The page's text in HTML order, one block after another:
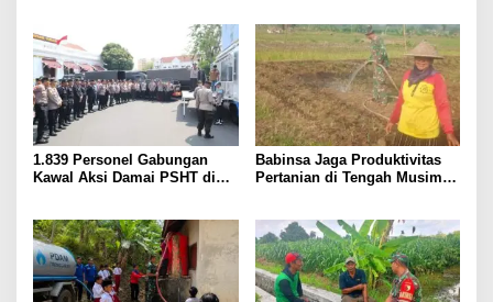
Cup I
Humanis di Nduga
1.839 Personel Gabungan
Kawal Aksi Damai PSHT di
Babinsa Jaga Produktivitas
Pertanian di Tengah Musim